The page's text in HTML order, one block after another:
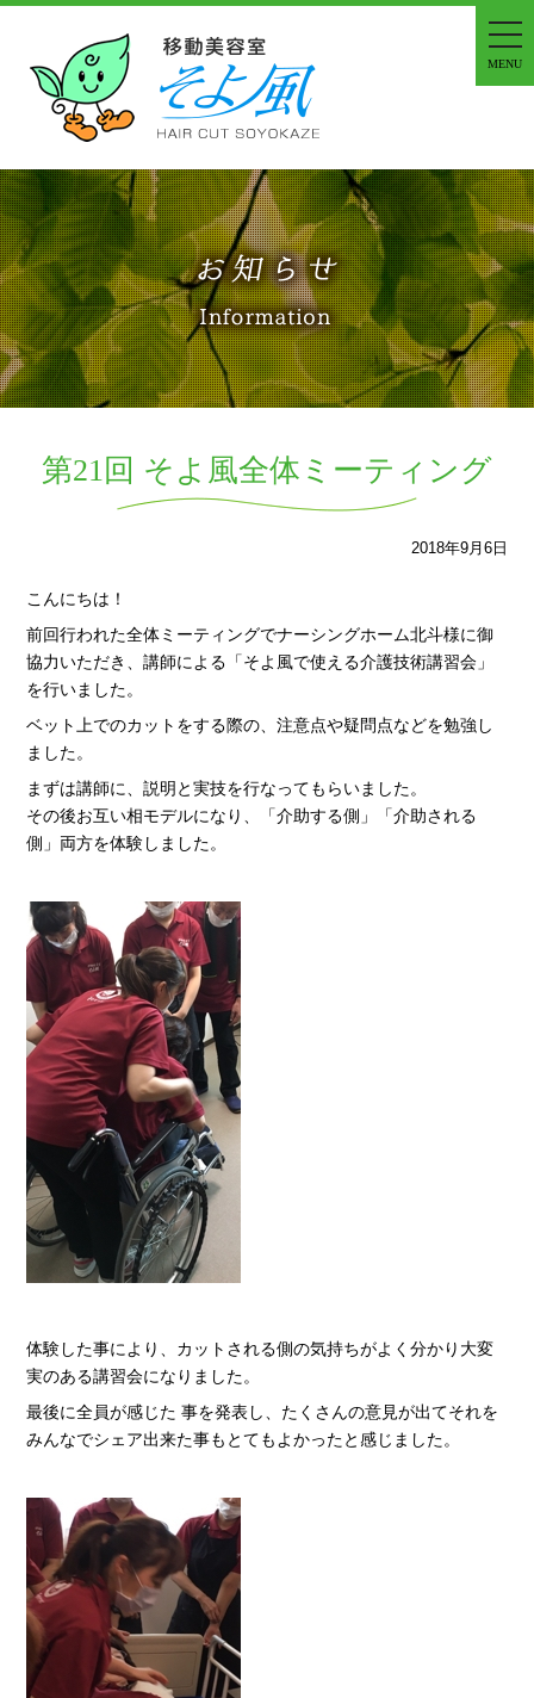
MENU
第21回 そよ風全体ミーティング
2018年9月6日
こんにちは！
前回行われた全体ミーティングでナーシングホーム北斗様に御
協力いただき、講師による「そよ風で使える介護技術講習会」
を行いました。
ベット上でのカットをする際の、注意点や疑問点などを勉強し
ました。
まずは講師に、説明と実技を行なってもらいました。
その後お互い相モデルになり、「介助する側」「介助される
側」両方を体験しました。
体験した事により、カットされる側の気持ちがよく分かり大変
実のある講習会になりました。
最後に全員が感じた 事を発表し、たくさんの意見が出てそれを
みんなでシェア出来た事もとてもよかったと感じました。